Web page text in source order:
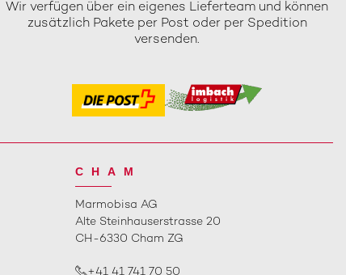
Wir verfügen über ein eigenes Lieferteam und können
zusätzlich Pakete per Post oder per Spedition
versenden.
CHAM
Marmobisa AG
Alte Steinhauserstrasse 20
CH-6330 Cham ZG
+41 41 741 70 50